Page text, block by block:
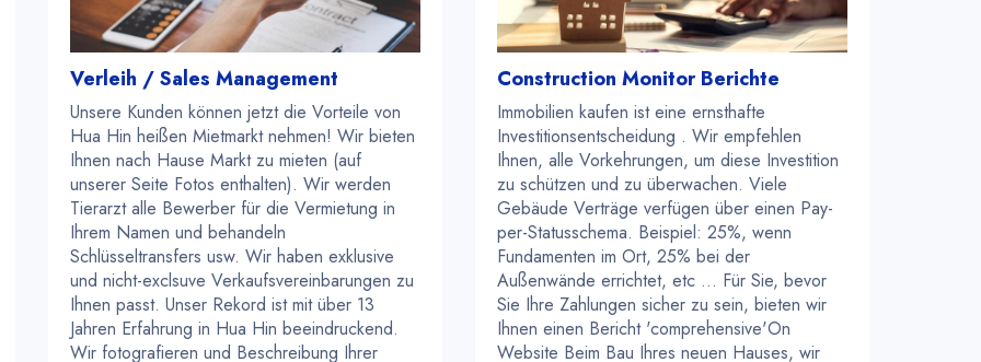
Verleih / Sales Management
Unsere Kunden können jetzt die Vorteile von
Hua Hin heißen Mietmarkt nehmen! Wir bieten
Ihnen nach Hause Markt zu mieten (auf
unserer Seite Fotos enthalten). Wir werden
Tierarzt alle Bewerber für die Vermietung in
Ihrem Namen und behandeln
Schlüsseltransfers usw. Wir haben exklusive
und nicht-exclsuve Verkaufsvereinbarungen zu
Ihnen passt. Unser Rekord ist mit über 13
Jahren Erfahrung in Hua Hin beeindruckend.
Wir fotografieren und Beschreibung Ihrer
Construction Monitor Berichte
Immobilien kaufen ist eine ernsthafte
Investitionsentscheidung . Wir empfehlen
Ihnen, alle Vorkehrungen, um diese Investition
zu schützen und zu überwachen. Viele
Gebäude Verträge verfügen über einen Pay-
per-Statusschema. Beispiel: 25%, wenn
Fundamenten im Ort, 25% bei der
Außenwände errichtet, etc ... Für Sie, bevor
Sie Ihre Zahlungen sicher zu sein, bieten wir
Ihnen einen Bericht 'comprehensive'On
Website Beim Bau Ihres neuen Hauses, wir